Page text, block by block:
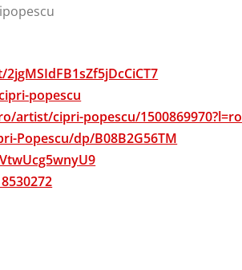
popescu
artist/cipri-popescu/1500869970?l=ro
Popescu/dp/B08B2G56TM